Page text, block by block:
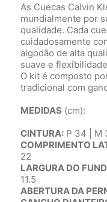
As Cuecas Calvin
mundialmente por
qualidade. Cada
cuidadosamente
algodão de alta
suave e
O kit é composto
tradicional com
MEDIDAS (cm):
CINTURA:P 34 | M
COMPRIMENTO
22
LARGURA DO
11.5
ABERTURA DA